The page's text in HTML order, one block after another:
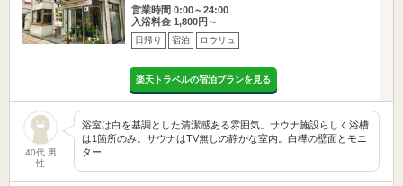
営業時間 0:00～24:00
入浴料金 1,800円～
日帰り 宿泊 ロウリュ
楽天トラベルの宿泊プランを見る
40代 男
性
浴室は白を基調とした清潔感ある雰囲気。サウナ施設らしく浴槽
は1箇所のみ。サウナはTV無しの静かな室内。白樺の壁面とモニ
ター…